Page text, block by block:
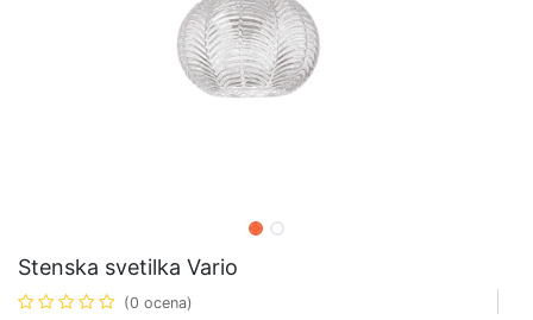
Stenska svetilka Vario
(0 ocena)